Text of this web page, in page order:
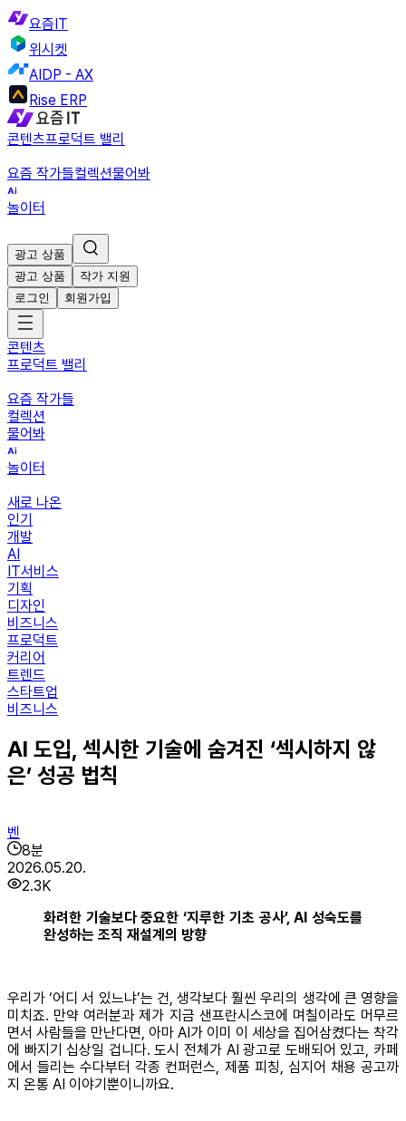
요즘IT
위시켓
AIDP - AX
Rise ERP
콘텐츠프로덕트 밸리
요즘 작가들컬렉션물어봐
놀이터
광고 상품
광고 상품
작가 지원
로그인
회원가입
콘텐츠
프로덕트 밸리
요즘 작가들
컬렉션
물어봐
놀이터
새로 나온
인기
개발
AI
IT서비스
기획
디자인
비즈니스
프로덕트
커리어
트렌드
스타트업
비즈니스
AI 도입, 섹시한 기술에 숨겨진 ‘섹시하지 않
은’ 성공 법칙
벤
8분
2026.05.20.
2.3K
화려한 기술보다 중요한 ‘지루한 기초 공사’, AI 성숙도를
완성하는 조직 재설계의 방향
우리가 ‘어디 서 있느냐’는 건, 생각보다 훨씬 우리의 생각에 큰 영향을
미치죠. 만약 여러분과 제가 지금 샌프란시스코에 며칠이라도 머무르
면서 사람들을 만난다면, 아마 AI가 이미 이 세상을 집어삼켰다는 착각
에 빠지기 십상일 겁니다. 도시 전체가 AI 광고로 도배되어 있고, 카페
에서 들리는 수다부터 각종 컨퍼런스, 제품 피칭, 심지어 채용 공고까
지 온통 AI 이야기뿐이니까요.